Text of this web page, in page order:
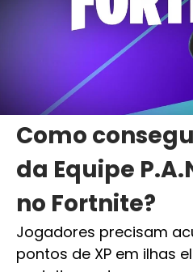
Como
da Equipe
no Fortnite?
Jogadores precisam
pontos de XP em ilhas